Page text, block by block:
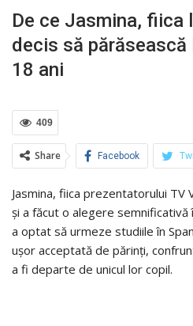
De ce Jasmina, fiica
decis să părăsească
18 ani
409
Share Facebook
Jasmina, fiica prezentatorului TV
și a făcut o alegere semnificativă
a optat să urmeze studiile în
ușor acceptată de părinți,
a fi departe de unicul lor copil.